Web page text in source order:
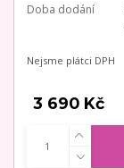
Doba dodání
Nejsme plátci DPH
3 690 Kč